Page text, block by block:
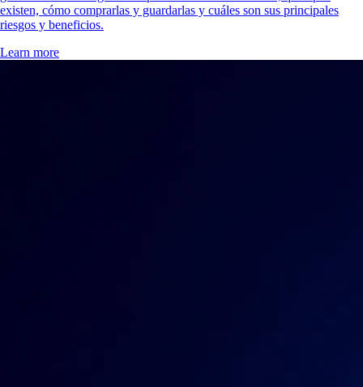
existen, cómo comprarlas y guardarlas y cuáles son sus principales
riesgos y beneficios.
Learn more